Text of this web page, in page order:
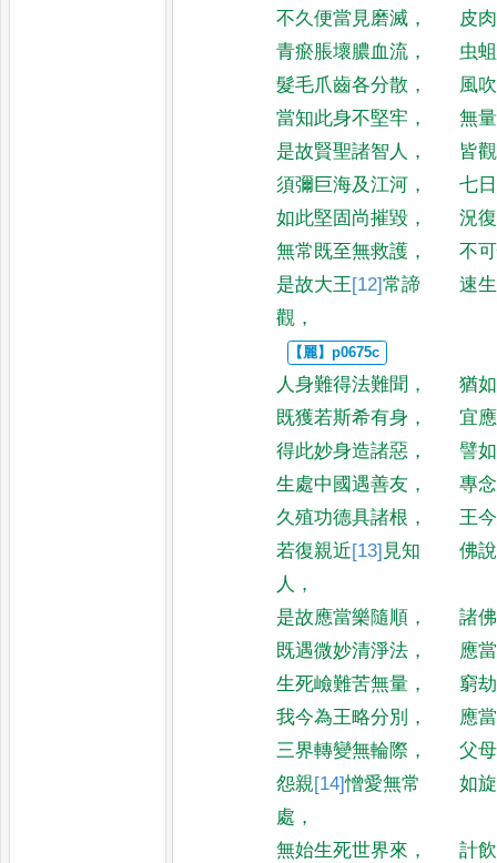
不久便當見磨滅 ，
皮
青瘀脹壞膿血流 ，
虫
髮毛爪齒各分散 ，
風
當知此身不堅牢 ，
無
是故賢聖諸智人 ，
皆
須彌巨海及江河 ，
七
如此堅固尚摧毀 ，
況
無常既至無救護 ，
不
是故大王[12]常諦
觀 ，
速
人身難得法難聞 ，
猶
既獲若斯希有身 ，
宜
得此妙身造諸惡 ，
譬
生處中國遇善友 ，
專
久殖功德具諸根 ，
王
若復親近[13] 見知
人 ，
佛
是故應當樂隨順 ，
諸
既遇微妙清淨法 ，
應
生死嶮難苦無量 ，
窮
我今為王略分別 ，
應
三界轉變無輪際 ，
父
怨親[14]憎愛無常
處 ，
如
無始生死世界來 ，
計